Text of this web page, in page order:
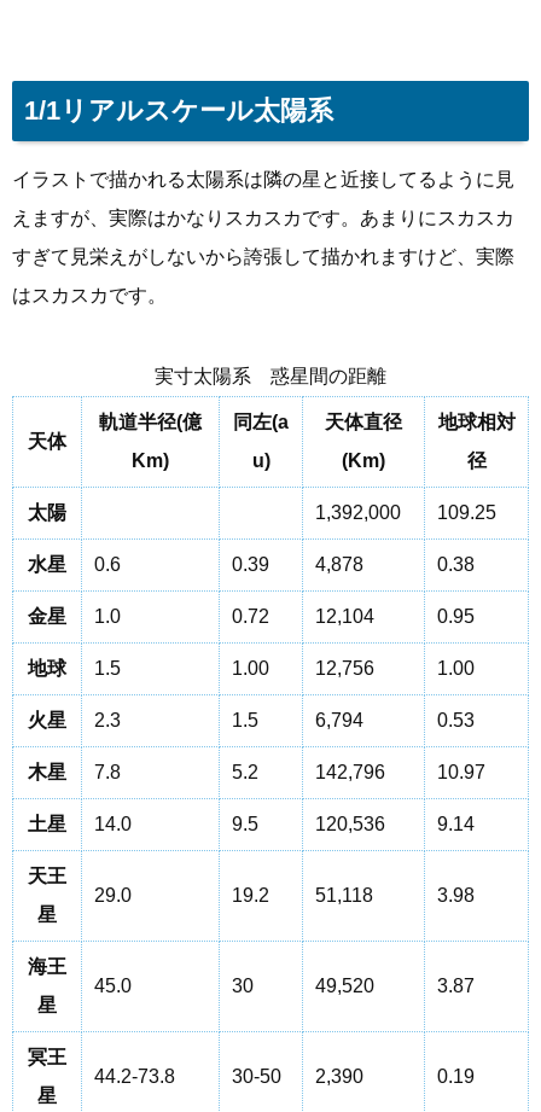
1/1リアルスケール太陽系
イラストで描かれる太陽系は隣の星と近接してるように見
えますが、実際はかなりスカスカです。あまりにスカスカ
すぎて見栄えがしないから誇張して描かれますけど、実際
はスカスカです。
実寸太陽系 惑星間の距離
天体
軌道半径(億
Km)
同左(a
u)
天体直径
(Km)
地球相対
径
太陽 1,392,000 109.25
水星 0.6 0.39 4,878 0.38
金星 1.0 0.72 12,104 0.95
地球 1.5 1.00 12,756 1.00
火星 2.3 1.5 6,794 0.53
木星 7.8 5.2 142,796 10.97
土星 14.0 9.5 120,536 9.14
天王
星
29.0 19.2 51,118 3.98
海王
星
45.0 30 49,520 3.87
冥王
星
44.2-73.8 30-50 2,390 0.19